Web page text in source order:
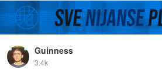
Guinness
3.4k